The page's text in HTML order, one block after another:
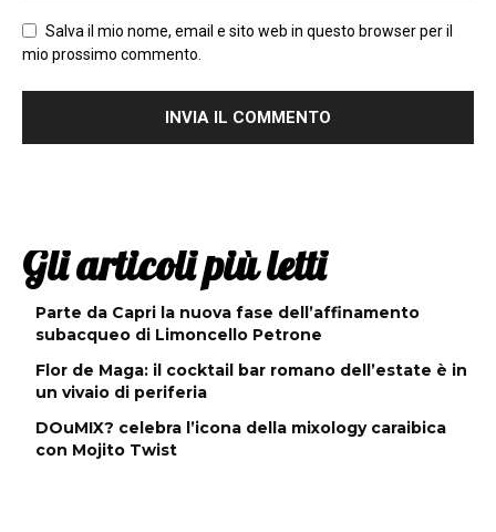
Salva il mio nome, email e sito web in questo browser per il
mio prossimo commento.
Gli articoli più letti
Parte da Capri la nuova fase dell’affinamento
subacqueo di Limoncello Petrone
Flor de Maga: il cocktail bar romano dell’estate è in
un vivaio di periferia
DOuMIX? celebra l’icona della mixology caraibica
con Mojito Twist